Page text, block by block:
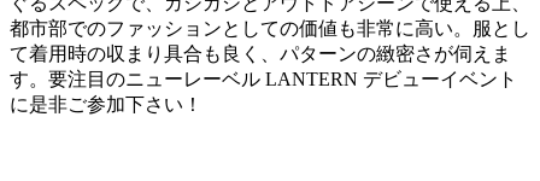
都市部でのファッションとしての価値も非常に高い。服とし
て着用時の収まり具合も良く、パターンの緻密さが伺えま
す。要注目のニューレーベル LANTERN デビューイベント
に是非ご参加下さい！